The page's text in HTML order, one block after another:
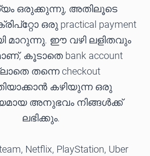
ഒരുക്കുന്നു, അതിലൂടെ
ഒരു practical payment
മാറുന്നു. ഈ വഴി ലളിതവും
കൂടാതെ bank account
തന്നെ checkout
കഴിയുന്ന ഒരു
അനുഭവം നിങ്ങൾക്ക്
ലഭിക്കും.
Netflix, PlayStation, Uber